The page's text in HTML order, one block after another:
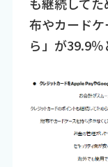
も継続して
布やカード
ら」が39.9％